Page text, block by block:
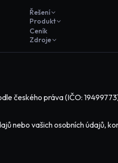
Řešení
Produkt
Ceník
Zdroje
českého práva (IČO:
nebo vašich osobních údajů,